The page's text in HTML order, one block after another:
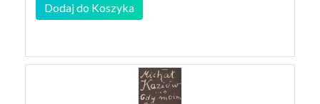
Dodaj do Koszyka